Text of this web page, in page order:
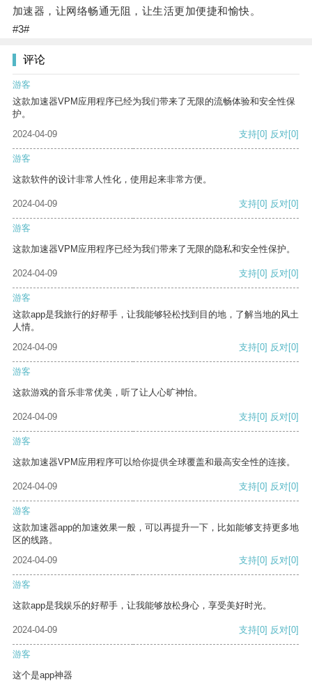
加速器，让网络畅通无阻，让生活更加便捷和愉快。
#3#
评论
游客
这款加速器VPM应用程序已经为我们带来了无限的流畅体验和安全性保
护。
2024-04-09
支持[0] 反对[0]
游客
这款软件的设计非常人性化，使用起来非常方便。
2024-04-09 支持[0] 反对[0]
游客
这款加速器VPM应用程序已经为我们带来了无限的隐私和安全性保护。
2024-04-09 支持[0] 反对[0]
游客
这款app是我旅行的好帮手，让我能够轻松找到目的地，了解当地的风土
人情。
2024-04-09
支持[0] 反对[0]
游客
这款游戏的音乐非常优美，听了让人心旷神怡。
2024-04-09 支持[0] 反对[0]
游客
这款加速器VPM应用程序可以给你提供全球覆盖和最高安全性的连接。
2024-04-09 支持[0] 反对[0]
游客
这款加速器app的加速效果一般，可以再提升一下，比如能够支持更多地
区的线路。
2024-04-09
支持[0] 反对[0]
游客
这款app是我娱乐的好帮手，让我能够放松身心，享受美好时光。
2024-04-09 支持[0] 反对[0]
游客
这个是app神器